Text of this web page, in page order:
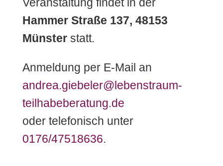
Hammer Straße 137, 48153
Münsterstatt.
Anmeldung per E-Mail an
andrea.giebeler@lebenstraum-
teilhabeberatung.de
oder telefonisch unter
0176/47518636.